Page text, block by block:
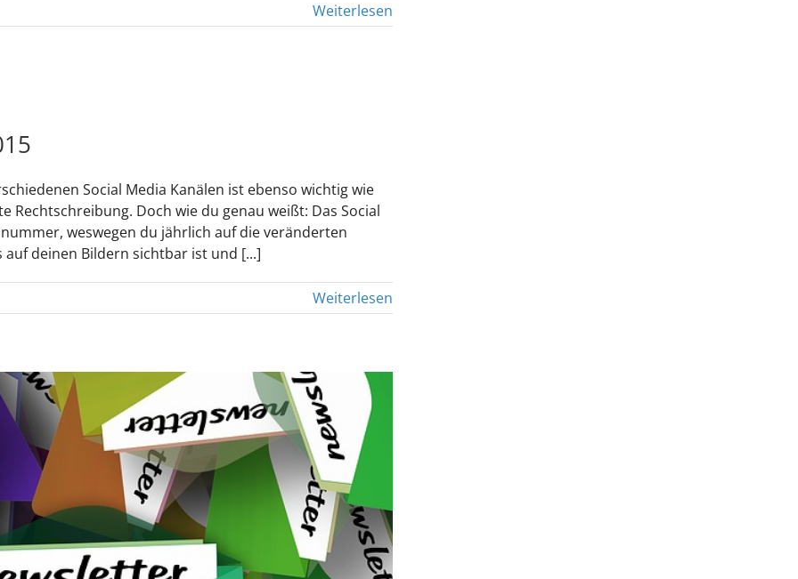
Weiterlesen
Social Media Kanälen ist ebenso wichtig wie
Rechtschreibung. Doch wie du genau weißt: Das Social
weswegen du jährlich auf die veränderten
deinen Bildern sichtbar ist und [...]
Weiterlesen